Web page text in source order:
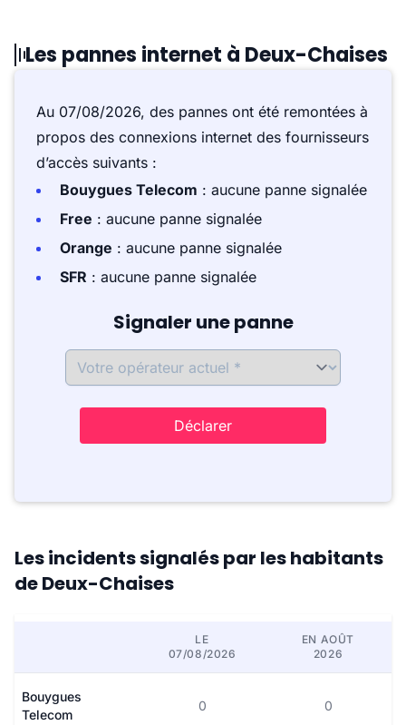
Les pannes internet à Deux-Chaises
Au 07/08/2026, des pannes ont été remontées à
propos des connexions internet des fournisseurs
d’accès suivants :
Bouygues Telecom : aucune panne signalée
Free : aucune panne signalée
Orange : aucune panne signalée
SFR : aucune panne signalée
Signaler une panne
Déclarer
Les incidents signalés par les habitants
de Deux-Chaises
LE
07/08/2026
EN AOÛT
2026
Bouygues
Telecom
0 0